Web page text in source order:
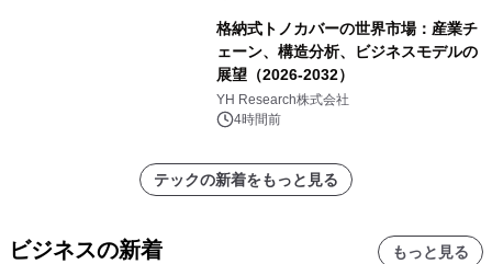
格納式トノカバーの世界市場：産業チ
ェーン、構造分析、ビジネスモデルの
展望（2026-2032）
YH Research株式会社
4時間前
テックの新着をもっと見る
ビジネスの新着 もっと見る